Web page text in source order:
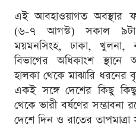
এই আবহাওয়াগত অবস্থার
(৬-৭ আগস্ট) সকাল ৯টা
ময়মনসিংহ, ঢাকা, খুলনা,
বিভাগের অধিকাংশ স্থানে
হালকা থেকে মাঝারি ধরনের
একই সঙ্গে দেশের কিছু কিছু
থেকে ভারী বর্ষণের সম্ভাবনা
দেশে দিন ও রাতের তাপমাত্রা